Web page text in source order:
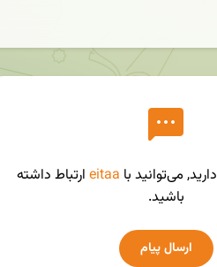
دارید, می‌توانید با eitaa ارتباط داشته
باشید.
ارسال پیام